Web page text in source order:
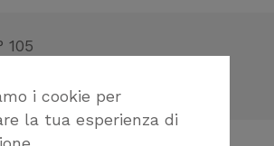
i cookie per
la tua esperienza di
105